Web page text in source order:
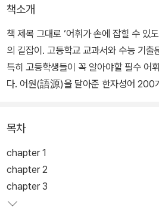
책소개
책 제목 그대로 ‘어휘가 손에 잡힐 수 있
의 길잡이. 고등학교 교과서와 수능 기출
특히 고등학생들이 꼭 알아야할 필수 어
다. 어원(語源)을 달아준 한자성어 200개와 뜻풀이와 용례를 달아
뜻이 뻔해 누구나 알고 있는 속담은 생략
00개, 한자어 200개, 도합 1000개의 필
했다. 또한 혼동하기 쉬운 한자말, 대립어
정리되어 있다. 색인 작업이 잘 되어 있기
목차
chapter 1
chapter 2
chapter 3